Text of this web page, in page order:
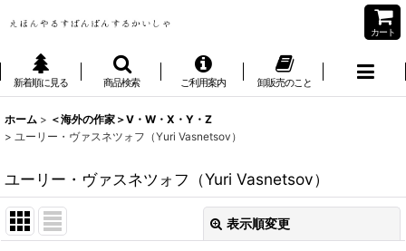
カート
新着順に見る 商品検索 ご利用案内 卸販売のこと
ホーム > ＜海外の作家＞V・W・X・Y・Z
> ユーリー・ヴァスネツォフ（Yuri Vasnetsov）
ユーリー・ヴァスネツォフ（Yuri Vasnetsov）
表示順変更